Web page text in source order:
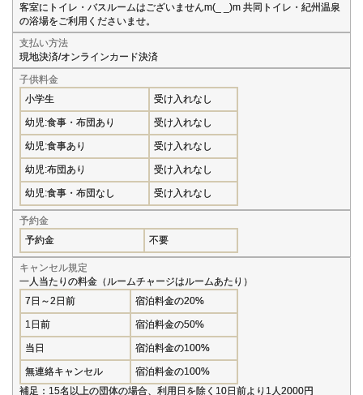
客室にトイレ・バスルームはございませんm(_ _)m 共同トイレ・紀州温泉
の浴場をご利用くださいませ。
支払い方法
現地決済/オンラインカード決済
子供料金
小学生
受け入れなし
幼児:食事・布団あり 受け入れなし
幼児:食事あり 受け入れなし
幼児:布団あり 受け入れなし
幼児:食事・布団なし 受け入れなし
予約金
予約金
不要
キャンセル規定
一人当たりの料金（ルームチャージはルームあたり）
7日～2日前
宿泊料金の20%
1日前 宿泊料金の50%
当日 宿泊料金の100%
無連絡キャンセル
宿泊料金の100%
補足：15名以上の団体の場合、利用日を除く10日前より1人2000円